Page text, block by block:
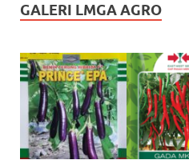
GALERI LMGA AGRO